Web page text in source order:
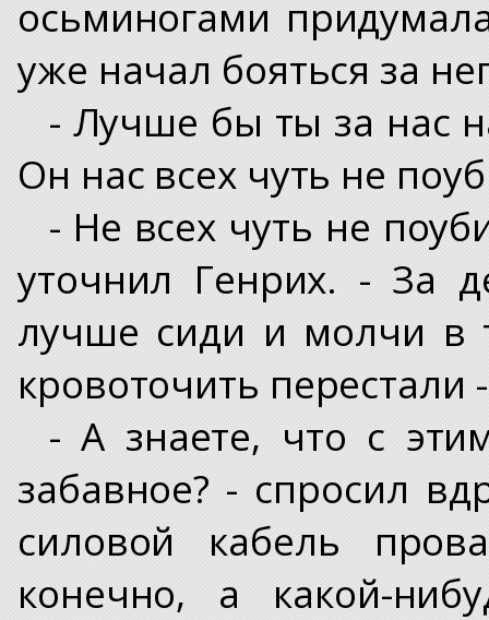
осьминогами
уже начал бояться за
- Лучше бы ты за нас
Он нас всех чуть не
- Не всех чуть не
уточнил Генрих. - За
лучше сиди и молчи в
кровоточить перестали
- А знаете, что с
забавное? - спросил
силовой кабель
конечно, а какой-